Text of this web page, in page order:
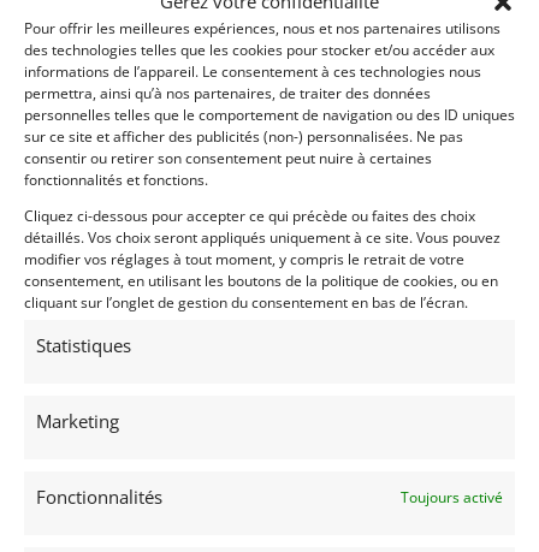
Pour offrir les meilleures expériences, nous et nos partenaires utilisons
des technologies telles que les cookies pour stocker et/ou accéder aux
informations de l’appareil. Le consentement à ces technologies nous
permettra, ainsi qu’à nos partenaires, de traiter des données
personnelles telles que le comportement de navigation ou des ID uniques
sur ce site et afficher des publicités (non-) personnalisées. Ne pas
consentir ou retirer son consentement peut nuire à certaines
fonctionnalités et fonctions.
Cliquez ci-dessous pour accepter ce qui précède ou faites des choix
détaillés. Vos choix seront appliqués uniquement à ce site. Vous pouvez
modifier vos réglages à tout moment, y compris le retrait de votre
consentement, en utilisant les boutons de la politique de cookies, ou en
cliquant sur l’onglet de gestion du consentement en bas de l’écran.
Statistiques
Marketing
Fonctionnalités Toujours activé
Partager cette annonce
Voir les 269 annonces deFranco LEMBO
Publié: 19 février 2023 (il y a 3 ans)
AUTO